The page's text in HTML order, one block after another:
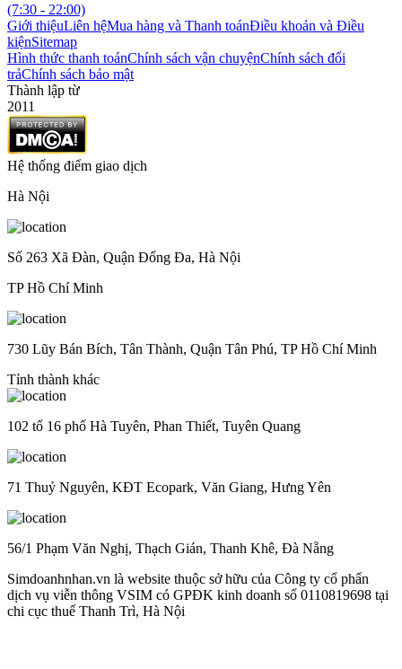
(7:30 - 22:00)
Giới thiệuLiên hệMua hàng và Thanh toánĐiều khoản và Điều
kiệnSitemap
Hình thức thanh toánChính sách vận chuyệnChính sách đổi
trảChính sách bảo mật
Thành lập từ
2011
Hệ thống điểm giao dịch
Hà Nội
Số 263 Xã Đàn, Quận Đống Đa, Hà Nội
TP Hồ Chí Minh
730 Lũy Bán Bích, Tân Thành, Quận Tân Phú, TP Hồ Chí Minh
Tỉnh thành khác
102 tổ 16 phố Hà Tuyên, Phan Thiết, Tuyên Quang
71 Thuỷ Nguyên, KĐT Ecopark, Văn Giang, Hưng Yên
56/1 Phạm Văn Nghị, Thạch Gián, Thanh Khê, Đà Nẵng
Simdoanhnhan.vn là website thuộc sở hữu của Công ty cổ phẩn
dịch vụ viễn thông VSIM có GPĐK kinh doanh số 0110819698 tại
chi cục thuế Thanh Trì, Hà Nội